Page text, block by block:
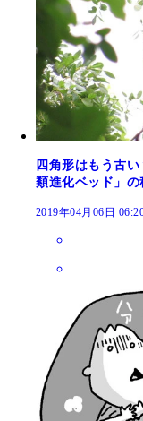
四角形はもう古
類進化ベッド」の
2019年04月06日